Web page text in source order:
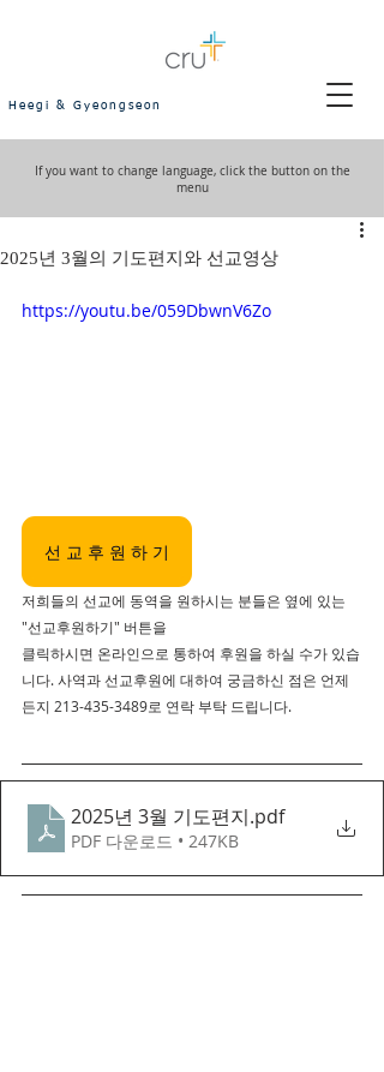
Heegi & Gyeongseon
If you want to change language, click the button on the
menu
2025년 3월의 기도편지와 선교영상
https://youtu.be/059DbwnV6Zo
선 교 후 원 하 기
저희들의 선교에 동역을 원하시는 분들은 옆에 있는
"선교후원하기" 버튼을
클릭하시면 온라인으로 통하여 후원을 하실 수가 있습
니다. 사역과 선교후원에 대하여 궁금하신 점은 언제
든지 213-435-3489로 연락 부탁 드립니다.
2025년 3월 기도편지.pdf
PDF 다운로드 • 247KB